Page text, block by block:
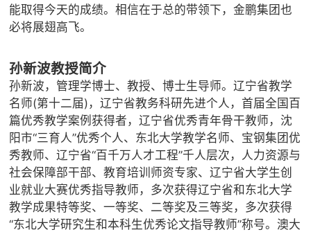
能取得今天的成绩。相信在于总的带领下，金鹏集团也
必将展翅高飞。
孙新波教授简介
孙新波，管理学博士、教授、博士生导师。辽宁省教学
名师(第十二届)，辽宁省教务科研先进个人，首届全国百
篇优秀教学案例获得者，辽宁省优秀青年骨干教师，沈
阳市“三育人”优秀个人、东北大学教学名师、宝钢集团优
秀教师、辽宁省“百千万人才工程”千人层次，人力资源与
社会保障部干部、教育培训师资专家、辽宁省大学生创
业就业大赛优秀指导教师，多次获得辽宁省和东北大学
教学成果特等奖、一等奖、二等奖及三等奖，多次获得
“东北大学研究生和本科生优秀论文指导教师”称号。澳大